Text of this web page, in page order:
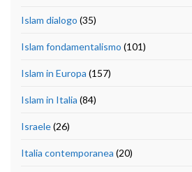
Islam dialogo (35)
Islam fondamentalismo (101)
Islam in Europa (157)
Islam in Italia (84)
Israele(26)
Italia contemporanea (20)